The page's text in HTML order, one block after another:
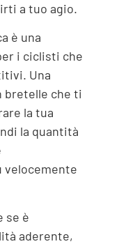
a tuo agio.
è una
i ciclisti che
Una
bretelle che ti
la tua
la quantità
velocemente
se è
aderente,